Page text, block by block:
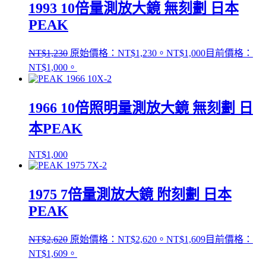
1993 10倍量測放大鏡 無刻劃 日本
PEAK
NT$1,230 原始價格：NT$1,230。 NT$1,000目前價格：
NT$1,000。
1966 10倍照明量測放大鏡 無刻劃 日
本PEAK
NT$1,000
1975 7倍量測放大鏡 附刻劃 日本
PEAK
NT$2,620 原始價格：NT$2,620。 NT$1,609目前價格：
NT$1,609。